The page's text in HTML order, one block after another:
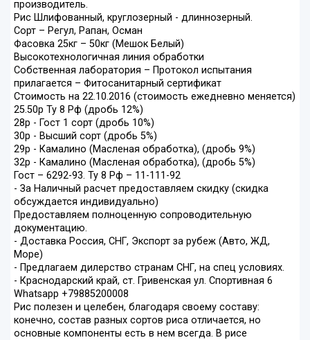
производитель.
Рис Шлифованный, круглозерный - длиннозерный.
Сорт – Регул, Рапан, Осман
Фасовка 25кг – 50кг (Мешок Белый)
Высокотехнологичная линия обработки
Собственная лаборатория – Протокол испытания
прилагается – Фитосанитарный сертификат
Стоимость на 22.10.2016 (стоимость ежедневно меняется)
25.50р Ту 8 Рф (дробь 12%)
28р - Гост 1 сорт (дробь 10%)
30р - Высший сорт (дробь 5%)
29р - Камалино (Масленая обработка), (дробь 9%)
32р - Камалино (Масленая обработка), (дробь 5%)
Гост – 6292-93. Ту 8 Рф – 11-111-92
- За Наличный расчет предоставляем скидку (скидка
обсуждается индивидуально)
Предоставляем полноценную сопроводительную
документацию.
- Доставка Россия, СНГ, Экспорт за рубеж (Авто, ЖД,
Море)
- Предлагаем дилерство странам СНГ, на спец условиях.
- Краснодарский край, ст. Гривенская ул. Спортивная 6
Whatsapp +79885200008
Рис полезен и целебен, благодаря своему составу:
конечно, состав разных сортов риса отличается, но
основные компоненты есть в нем всегда. В рисе